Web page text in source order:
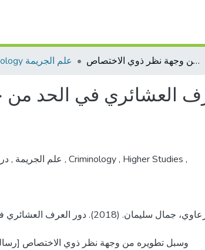
Criminology علم الجريمة دور العرف العشائري في الحد من جريمة القتل في جنوب الضفة الغربية وسبل تطويره من وجهة نظر ذوي الاختصاص
العشائري في الحد
علم الجريمة , , Criminology, Higher Studies ,
درعاوي، جمال سليمان. (2018). دور
وسبل تطويره من وجهة نظر ذوي الاختصاص